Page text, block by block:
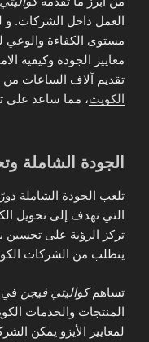
العمل داخل الشركات. و
مستوى الكفاءة
معايير الجودة وكيفية
تقديم آلاف الساعات من
الكويت، مما ساعد على
الجودة الشاملة
التي تهدف إلى تحويل
تركز الرؤية على تحسين
يتطلب من الشركات
تساهمكواليتي فيجن في
المنتجات والخدمات
لمعايير الأيزو يمكن